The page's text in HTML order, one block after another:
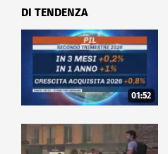
DI TENDENZA
01:52